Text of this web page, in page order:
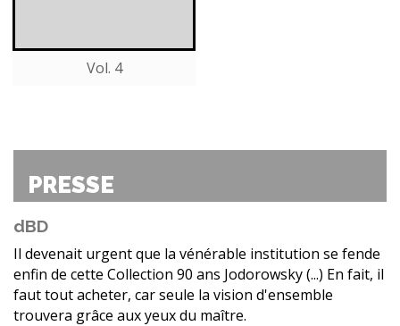
Vol. 4
PRESSE
dBD
Il devenait urgent que la vénérable institution se fende
enfin de cette Collection 90 ans Jodorowsky (...) En fait, il
faut tout acheter, car seule la vision d'ensemble
trouvera grâce aux yeux du maître.